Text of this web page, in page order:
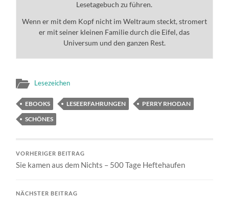
Lesetagebuch zu führen.
Wenn er mit dem Kopf nicht im Weltraum steckt, stromert
er mit seiner kleinen Familie durch die Eifel, das
Universum und den ganzen Rest.
Lesezeichen
EBOOKS LESEERFAHRUNGEN
PERRY RHODAN
SCHÖNES
VORHERIGER BEITRAG
Sie kamen aus dem Nichts – 500 Tage Heftehaufen
NÄCHSTER BEITRAG